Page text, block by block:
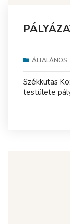
ÁLTALÁNOS
Székkutas
testülete